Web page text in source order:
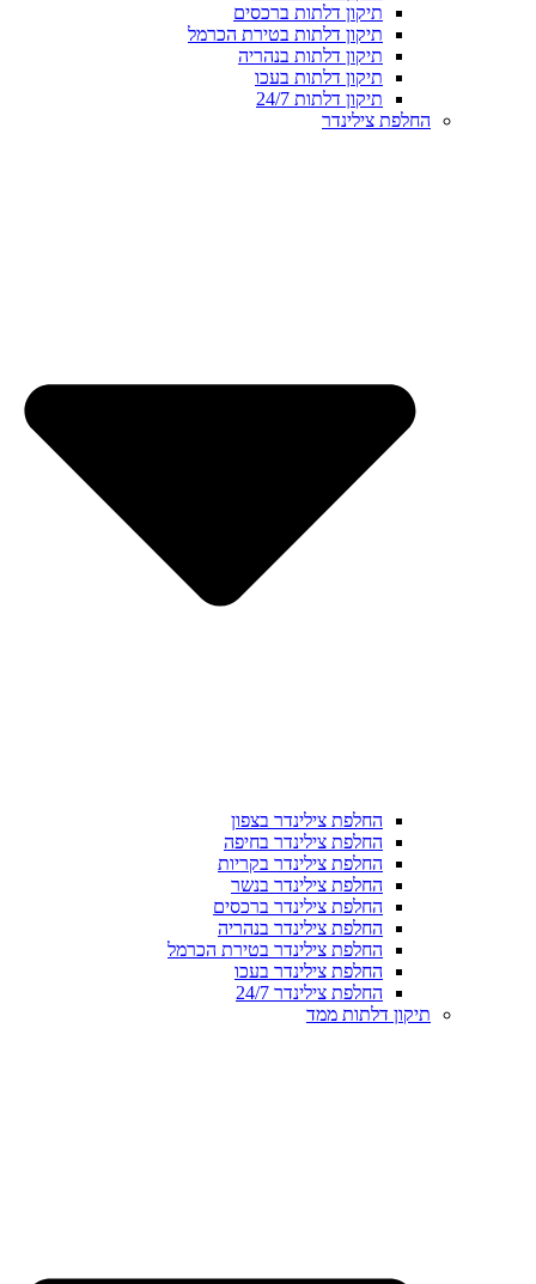
תיקון דלתות ברכסים
תיקון דלתות בטירת הכרמל
תיקון דלתות בנהריה
תיקון דלתות בעכו
תיקון דלתות 24/7
החלפת צילינדר
החלפת צילינדר בצפון
החלפת צילינדר בחיפה
החלפת צילינדר בקריות
החלפת צילינדר בנשר
החלפת צילינדר ברכסים
החלפת צילינדר בנהריה
החלפת צילינדר בטירת הכרמל
החלפת צילינדר בעכו
החלפת צילינדר 24/7
תיקון דלתות ממד